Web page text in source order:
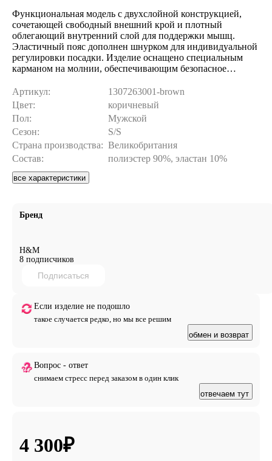
Функциональная модель с двухслойной конструкцией,
сочетающей свободный внешний крой и плотный
облегающий внутренний слой для поддержки мышц.
Эластичный пояс дополнен шнурком для индивидуальной
регулировки посадки. Изделие оснащено специальным
карманом на молнии, обеспечивающим безопасное
нагрузок. Легкая синтетическая ткань с гладкой
поверхностью не сковывает движений и быстро отводит
влагу. Идеальный выбор для бега и тренировок в зале.
Артикул:
1307263001-brown
Цвет:
коричневый
Пол:
Мужской
Сезон:
S/S
Страна производства: Великобритания
Состав:
полиэстер 90%, эластан 10%
все характеристики
Бренд
H&M
8 подписчиков
Подписаться
Если изделие не подошло
такое случается редко, но мы все решим
обмен и возврат
Вопрос - ответ
снимаем стресс перед заказом в один клик
отвечаем тут
4 300₽